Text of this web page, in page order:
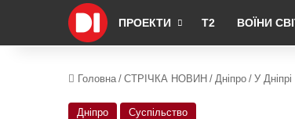
ПРОЕКТИ Т2 ВОЇНИ
Головна / СТРІЧКА НОВИН / Дніпро / У
Дніпро Суспільство